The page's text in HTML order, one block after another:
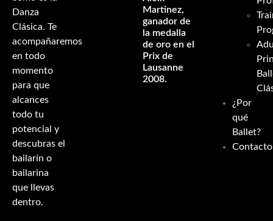
Danza
Clásica. Te
acompañaremos
en todo
momento
para que
alcances
todo tu
potencial y
descubras el
bailarín o
bailarina
que llevas
dentro.
Martinez,
ganador de
la medalla
de oro en el
Prix de
Lausanne
2008.
¿Por
qué
Ballet?
Contacto